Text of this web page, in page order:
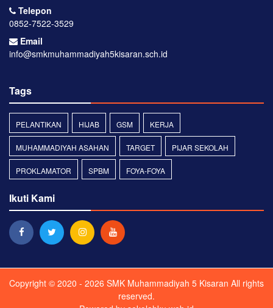
Telepon
0852-7522-3529
Email
info@smkmuhammadiyah5kisaran.sch.id
Tags
PELANTIKAN HIJAB GSM KERJA
MUHAMMADIYAH ASAHAN TARGET PIJAR SEKOLAH
PROKLAMATOR SPBM FOYA-FOYA
Ikuti Kami
Copyright © 2020 - 2026 SMK Muhammadiyah 5 Kisaran All rights
reserved.